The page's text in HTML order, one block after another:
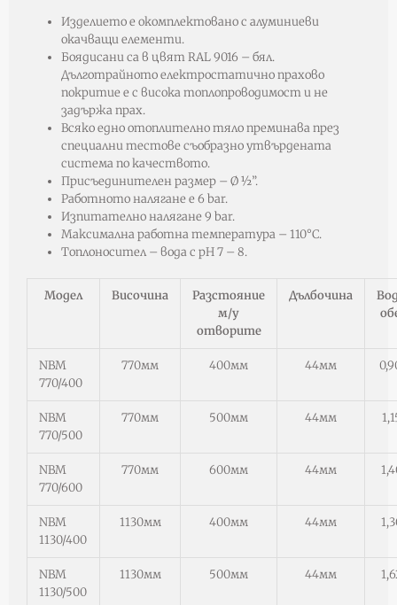
Изделието е окомплектовано с алуминиеви
окачващи елементи.
Боядисани са в цвят RAL 9016 – бял.
Дълготрайното електростатично прахово
покритие е с висока топлопроводимост и не
задържа прах.
Всяко едно отоплително тяло преминава през
специални тестове съобразно утвърдената
система по качеството.
Присъединителен размер – Ø ½”.
Работното налягане е 6 bar.
Изпитателно налягане 9 bar.
Максимална работна температура – 110°С.
Топлоносител – вода с pН 7 – 8.
Модел Височина
Разстояние
м/у
отворите
Дълбочина
NBM
770/400
770мм 400мм 44мм
NBM
770/500
770мм 500мм 44мм
NBM
770/600
770мм 600мм 44мм
NBM
1130/400
1130мм 400мм 44мм
NBM
1130/500
1130мм 500мм 44мм